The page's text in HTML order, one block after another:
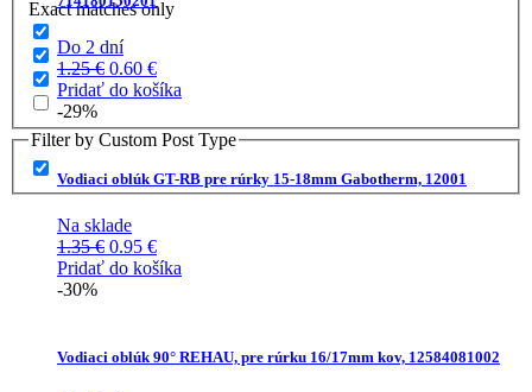
Exact matches only
Filter by Custom Post Type
Do 2 dní
1.25€ Pôvodná
cena
1.25 €.
0.60 €Aktuálna
cena
0.60 €.
Pridať do košíka
-29%
Vodiaci oblúk GT-RB pre rúrky 15-18mm Gabotherm, 12001
Na sklade
1.35€ Pôvodná
cena
0.95 €Aktuálna
cena
Pridať do košíka
-30%
Vodiaci oblúk 90° REHAU, pre rúrku 16/17mm kov, 12584081002